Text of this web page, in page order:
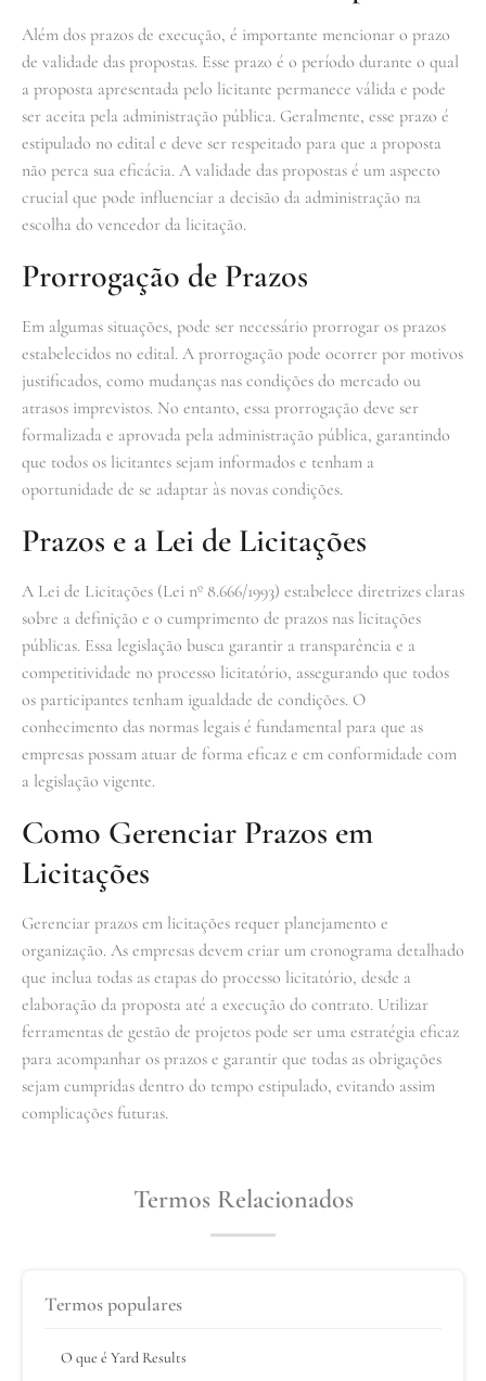
Além dos prazos de execução, é importante mencionar o prazo
de validade das propostas. Esse prazo é o período durante o qual
a proposta apresentada pelo licitante permanece válida e pode
ser aceita pela administração pública. Geralmente, esse prazo é
estipulado no edital e deve ser respeitado para que a proposta
não perca sua eficácia. A validade das propostas é um aspecto
crucial que pode influenciar a decisão da administração na
escolha do vencedor da licitação.
Prorrogação de Prazos
Em algumas situações, pode ser necessário prorrogar os prazos
estabelecidos no edital. A prorrogação pode ocorrer por motivos
justificados, como mudanças nas condições do mercado ou
atrasos imprevistos. No entanto, essa prorrogação deve ser
formalizada e aprovada pela administração pública, garantindo
que todos os licitantes sejam informados e tenham a
oportunidade de se adaptar às novas condições.
Prazos e a Lei de Licitações
A Lei de Licitações (Lei nº 8.666/1993) estabelece diretrizes claras
sobre a definição e o cumprimento de prazos nas licitações
públicas. Essa legislação busca garantir a transparência e a
competitividade no processo licitatório, assegurando que todos
os participantes tenham igualdade de condições. O
conhecimento das normas legais é fundamental para que as
empresas possam atuar de forma eficaz e em conformidade com
a legislação vigente.
Como Gerenciar Prazos em
Licitações
Gerenciar prazos em licitações requer planejamento e
organização. As empresas devem criar um cronograma detalhado
que inclua todas as etapas do processo licitatório, desde a
elaboração da proposta até a execução do contrato. Utilizar
ferramentas de gestão de projetos pode ser uma estratégia eficaz
para acompanhar os prazos e garantir que todas as obrigações
sejam cumpridas dentro do tempo estipulado, evitando assim
complicações futuras.
Termos Relacionados
Termos populares
O que é Yard Results